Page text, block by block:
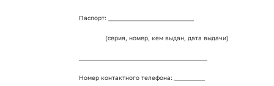
Паспорт: ____________________________
(серия, номер, кем выдан, дата выдачи)
Номер контактного телефона: __________